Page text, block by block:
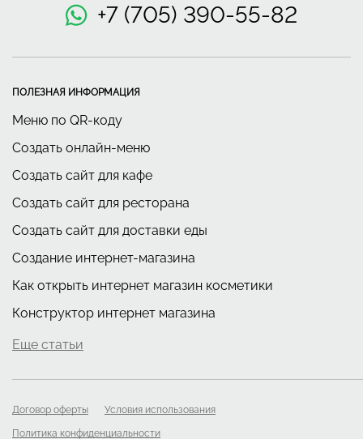
+7 (705) 390-55-82
ПОЛЕЗНАЯ ИНФОРМАЦИЯ
Меню по QR-коду
Создать онлайн-меню
Создать сайт для кафе
Создать сайт для ресторана
Создать сайт для доставки еды
Создание интернет-магазина
Как открыть интернет магазин косметики
Конструктор интернет магазина
Еще статьи
Договор оферты Условия использования
Политика конфиденциальности